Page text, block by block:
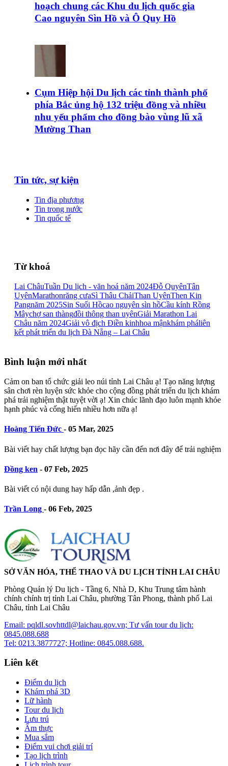
hoạch chung các Khu du lịch quốc gia
Cao nguyên Sìn Hồ và Ô Quy Hồ
Cụm Hiệp hội Du lịch các tỉnh thành phố
phía Bắc ủng hộ 132 triệu đồng và nhiều
nhu yếu phẩm cho đồng bào vùng lũ xã
Mường Than
Tin tức, sự kiện
Tin địa phương
Tin trong nước
Tin quốc tế
Từ khoá
Lai ChâuTuần Du lịch - văn hoá năm 2024Đỗ QuyênTân
UyênMarathonrăng cưaSì Thâu ChảiThan UyênThen Kin
Pangnăm 2025Sin Suối Hồcao nguyên sìn hồCầu kính Rồng
Mâychợ san thàngđồi thông than uyênGiải Marathon Lai
Châu năm 2024Giải vô địch Điền kinhhoa mậnkhám pháliên
kết phát triển du lịch Đà Nẵng – Lai Châu
Bình luận mới nhất
Cảm on ban tổ chức giải leo núi tỉnh Lai Châu ạ! Tạo năng lượng
sân chơi rèn luyện sức khỏe cho cộng đồng phát triển du lịch khám
phá trải nghiệm thật tuyệt vời ạ! Xin chúc lãnh đạo luôn mạnh khỏe
hạnh phúc và cống hiến nhiều hơn nữa ạ!
Hoàng Tiến Đức - 05 Mar, 2025
Bài viết hay chất lượng bạn đọc hãy cần đến nơi đây để trải nghiệm
Đồng ken - 07 Feb, 2025
Bài viết có nội dung hay hấp dẫn ,ảnh đẹp .
Trần Long - 06 Feb, 2025
SỞ VĂN HÓA, THỂ THAO VÀ DU LỊCH TỈNH LAI CHÂU
Phòng Quản lý Du lịch - Tầng 6, Nhà D, Khu Trung tâm hành
chính chính trị tỉnh Lai Châu, phường Tân Phong, thành phố Lai
Châu, tỉnh Lai Châu
Email: pqldl.sovhttdl@laichau.gov.vn; Tư vấn tour du lịch:
0845.088.688
Tel: 0213.3877727; Hotline: 0845.088.688.
Liên kết
Điểm du lịch
Khám phá 3D
Lữ hành
Tour du lịch
Lưu trú
Ẩm thực
Mua sắm
Điểm vui chơi giải trí
Tạo lịch trình